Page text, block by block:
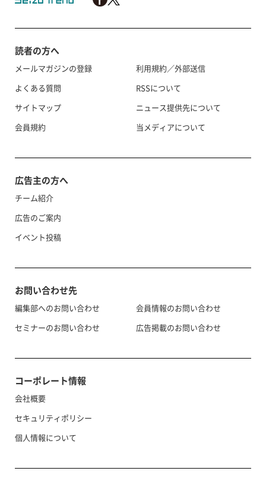
読者の方へ
メールマガジンの登録
よくある質問
サイトマップ
会員規約
利用規約／外部送信
RSSについて
ニュース提供先について
当メディアについて
広告主の方へ
チーム紹介
広告のご案内
イベント投稿
お問い合わせ先
編集部へのお問い合わせ
セミナーのお問い合わせ
会員情報のお問い合わせ
広告掲載のお問い合わせ
コーポレート情報
会社概要
セキュリティポリシー
個人情報について